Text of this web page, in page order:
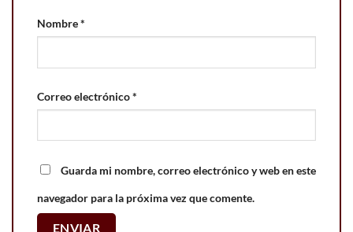
Nombre*
Correo electrónico*
Guarda mi nombre, correo electrónico y web en este
navegador para la próxima vez que comente.